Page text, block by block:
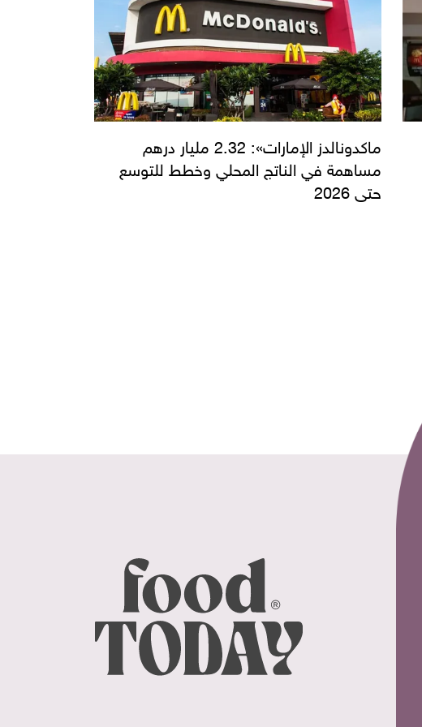
ماكدونالدز الإمارات»: 2.32 مليار درهم
مساهمة في الناتج المحلي وخطط للتوسع
حتى 2026